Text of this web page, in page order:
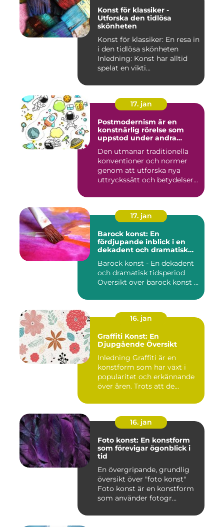
Konst för klassiker -
Utforska den tidlösa
skönheten
Konst för klassiker: En resa in
i den tidlösa skönheten
Inledning: Konst har alltid
spelat en vikti...
17. jan
Postmodernism är en
konstnärlig rörelse som
uppstod under andra
fortsätter att påverka
samtida konstvärlden
Den utmanar traditionella
konventioner och normer
genom att utforska nya
uttryckssätt och betydelser...
17. jan
Barock konst: En
fördjupande inblick i en
dekadent och dramatisk
Barock konst - En dekadent
och dramatisk tidsperiod
Översikt över barock konst ...
16. jan
Graffiti Konst: En
Djupgående Översikt
Inledning Graffiti är en
konstform som har växt i
popularitet och erkännande
över åren. Trots att de...
16. jan
Foto konst: En konstform
som förevigar ögonblick i
tid
En övergripande, grundlig
översikt över "foto konst"
Foto konst är en konstform
som använder fotogr...